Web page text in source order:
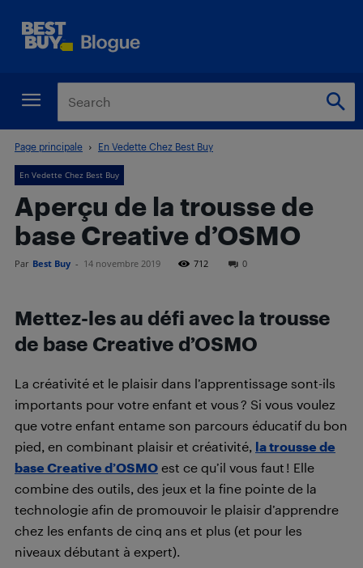
Page principale En Vedette Chez Best Buy
En Vedette Chez Best Buy
Aperçu de la trousse de
base Creative d’OSMO
Par Best Buy - 14 novembre 2019 712 0
Mettez-les au défi avec la trousse
de base Creative d’OSMO
La créativité et le plaisir dans l’apprentissage sont-ils
importants pour votre enfant et vous ? Si vous voulez
que votre enfant entame son parcours éducatif du bon
pied, en combinant plaisir et créativité, la trousse de
base Creative d’OSMO est ce qu’il vous faut ! Elle
combine des outils, des jeux et la fine pointe de la
technologie afin de promouvoir le plaisir d’apprendre
chez les enfants de cinq ans et plus (et pour les
niveaux débutant à expert).